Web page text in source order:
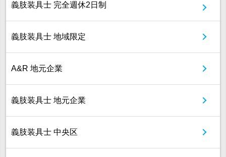
義肢装具士 完全週休2日制
義肢装具士 地域限定
A&R 地元企業
義肢装具士 地元企業
義肢装具士 中央区